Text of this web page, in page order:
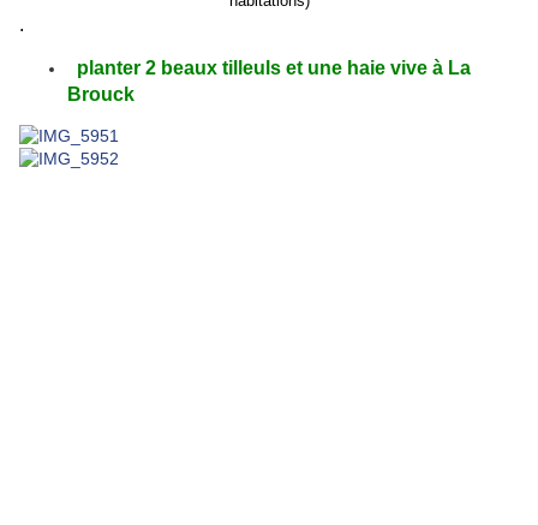
.
planter 2 beaux tilleuls et une haie vive à La
Brouck